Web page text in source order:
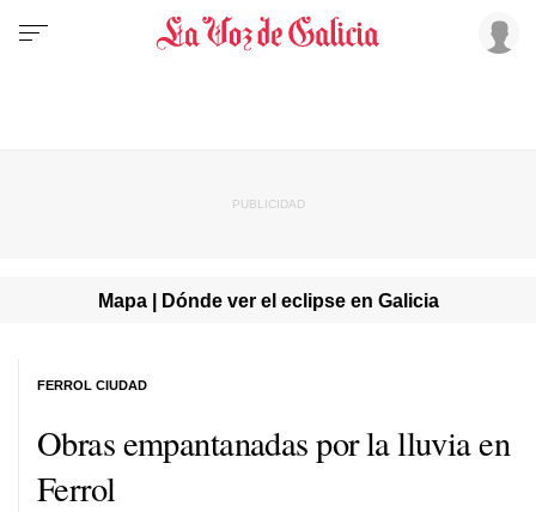
Mapa | Dónde ver el eclipse en Galicia
Obras empantanadas por la lluvia en
Ferrol
FERROL CIUDAD